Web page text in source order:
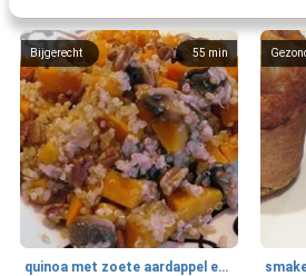
55 min
Bijgerecht
quinoa met zoete aardappel en champignons